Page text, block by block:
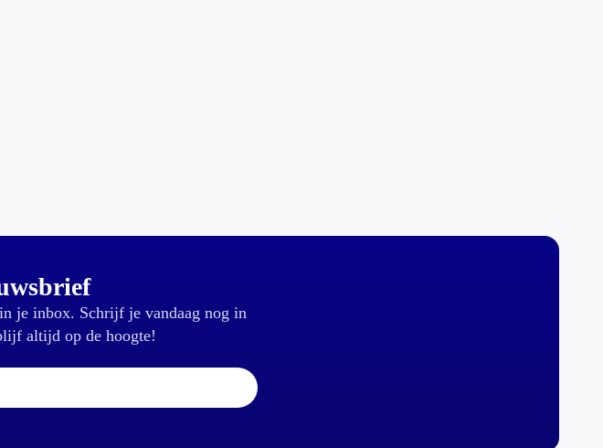
je inbox. Schrijf je vandaag nog in
altijd op de hoogte!
E-mailadres: